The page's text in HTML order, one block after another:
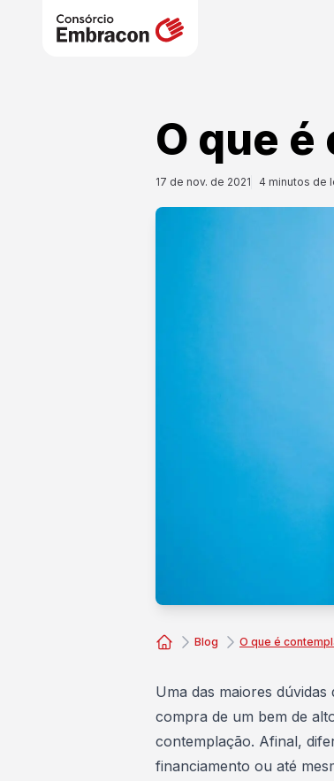
O que
17 de nov. de 2021 4 minutos de
Blog O que é
Uma das maiores
compra de um bem de
contemplação. Afinal,
financiamento ou até